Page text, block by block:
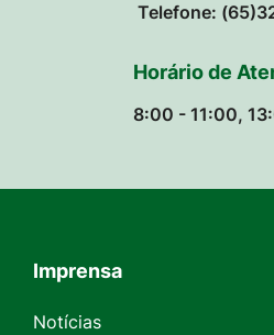
Telefone:
Horário de
8:00 - 11:00,
Seção do Rodapé e
Imprensa
Notícias